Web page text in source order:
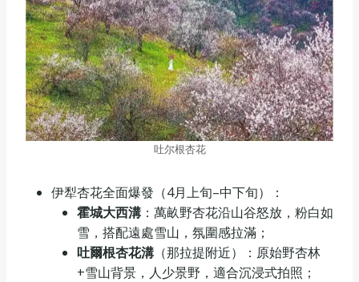
吐尔根杏花
伊犁杏花全面爆發（4月上旬–中下旬）：
霍城大西溝 ：萬畝野杏花沿山谷怒放，粉白如
雪，搭配遠處雪山，氛圍感拉滿；
吐爾根杏花溝 （那拉提附近）：原始野杏林
+雪山背景，人少景野，適合沉浸式拍照；